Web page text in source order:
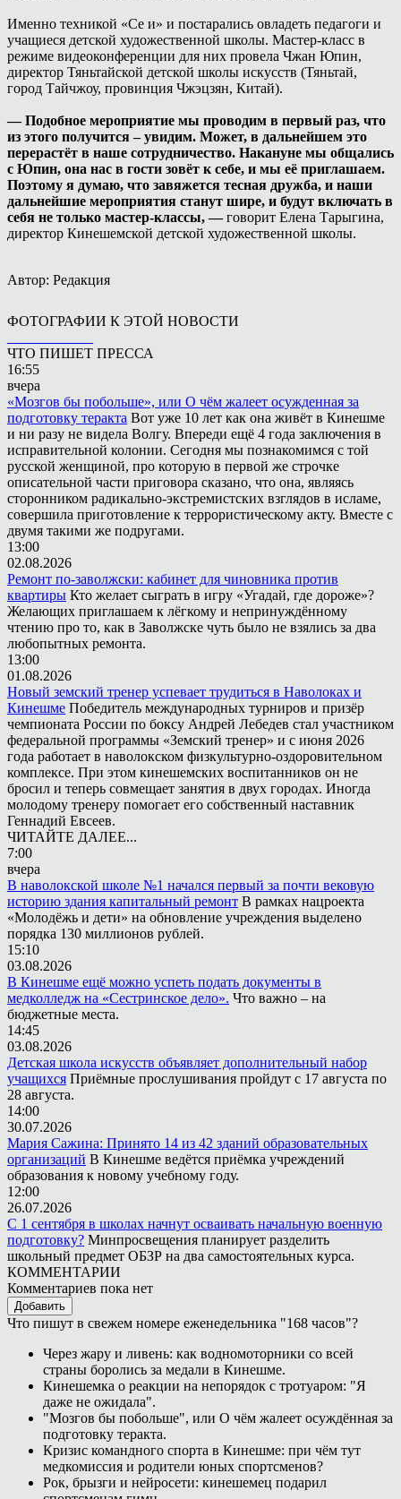
Именно техникой «Се и» и постарались овладеть педагоги и
учащиеся детской художественной школы. Мастер-класс в
режиме видеоконференции для них провела Чжан Юпин,
директор Тяньтайской детской школы искусств (Тяньтай,
город Тайчжоу, провинция Чжэцзян, Китай).
— Подобное мероприятие мы проводим в первый раз, что
из этого получится – увидим. Может, в дальнейшем это
перерастёт в наше сотрудничество. Накануне мы общались
с Юпин, она нас в гости зовёт к себе, и мы её приглашаем.
Поэтому я думаю, что завяжется тесная дружба, и наши
дальнейшие мероприятия станут шире, и будут включать в
себя не только мастер-классы, —говорит Елена Тарыгина,
директор Кинешемской детской художественной школы.
Автор: Редакция
ФОТОГРАФИИ К ЭТОЙ НОВОСТИ
ЧТО ПИШЕТ ПРЕССА
16:55
вчера
«Мозгов бы побольше», или О чём жалеет осужденная за
подготовку теракта Вот уже 10 лет как она живёт в Кинешме
и ни разу не видела Волгу. Впереди ещё 4 года заключения в
исправительной колонии. Сегодня мы познакомимся с той
русской женщиной, про которую в первой же строчке
описательной части приговора сказано, что она, являясь
сторонником радикально-экстремистских взглядов в исламе,
совершила приготовление к террористическому акту. Вместе с
двумя такими же подругами.
13:00
02.08.2026
Ремонт по-заволжски: кабинет для чиновника против
квартиры Кто желает сыграть в игру «Угадай, где дороже»?
Желающих приглашаем к лёгкому и непринуждённому
чтению про то, как в Заволжске чуть было не взялись за два
любопытных ремонта.
13:00
01.08.2026
Новый земский тренер успевает трудиться в Наволоках и
Кинешме Победитель международных турниров и призёр
чемпионата России по боксу Андрей Лебедев стал участником
федеральной программы «Земский тренер» и с июня 2026
года работает в наволокском физкультурно-оздоровительном
комплексе. При этом кинешемских воспитанников он не
бросил и теперь совмещает занятия в двух городах. Иногда
молодому тренеру помогает его собственный наставник
Геннадий Евсеев.
ЧИТАЙТЕ ДАЛЕЕ...
7:00
вчера
В наволокской школе №1 начался первый за почти вековую
историю здания капитальный ремонт В рамках нацроекта
«Молодёжь и дети» на обновление учреждения выделено
порядка 130 миллионов рублей.
15:10
03.08.2026
В Кинешме ещё можно успеть подать документы в
медколледж на «Сестринское дело». Что важно – на
бюджетные места.
14:45
03.08.2026
Детская школа искусств объявляет дополнительный набор
учащихся Приёмные прослушивания пройдут с 17 августа по
28 августа.
14:00
30.07.2026
Мария Сажина: Принято 14 из 42 зданий образовательных
организаций В Кинешме ведётся приёмка учреждений
образования к новому учебному году.
12:00
26.07.2026
С 1 сентября в школах начнут осваивать начальную военную
подготовку? Минпросвещения планирует разделить
школьный предмет ОБЗР на два самостоятельных курса.
КОММЕНТАРИИ
Комментариев пока нет
Добавить
Что пишут в свежем номере еженедельника "168 часов"?
Через жару и ливень: как водномоторники со всей
страны боролись за медали в Кинешме.
Кинешемка о реакции на непорядок с тротуаром: "Я
даже не ожидала".
"Мозгов бы побольше", или О чём жалеет осуждённая за
подготовку теракта.
Кризис командного спорта в Кинешме: при чём тут
медкомиссия и родители юных спортсменов?
Рок, брызги и нейросети: кинешемец подарил